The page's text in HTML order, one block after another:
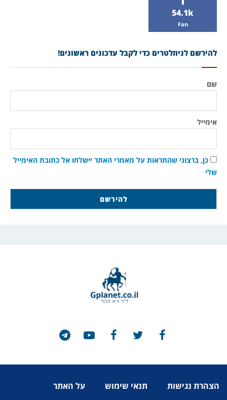
54.1k
Fan
להירשם לניוזלטרים כדי לקבל עדכונים ראשונים!
שם
אימייל
כן, ברצוני שהתראות על מאמרי האתר יישלחו אל כתובת האימייל
שלי
הצהרת נגישות תנאי שימוש על האתר